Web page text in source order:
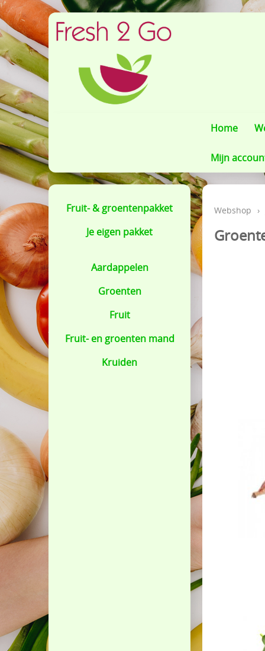
Home
Mijn
Fruit- & groentenpakket
Je eigen pakket
Aardappelen
Groenten
Fruit
Fruit- en groenten mand
Kruiden
Webshop ›